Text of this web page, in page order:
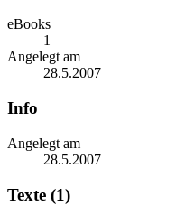
eBooks
1
Angelegt am
28.5.2007
Info
Angelegt am
28.5.2007
Texte (1)